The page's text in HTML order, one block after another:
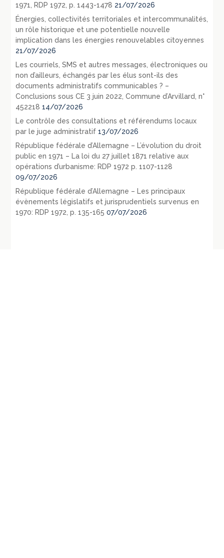
1971, RDP 1972, p. 1443-1478 21/07/2026
Énergies, collectivités territoriales et intercommunalités,
un rôle historique et une potentielle nouvelle
implication dans les énergies renouvelables citoyennes
21/07/2026
Les courriels, SMS et autres messages, électroniques ou
non d’ailleurs, échangés par les élus sont-ils des
documents administratifs communicables ? –
Conclusions sous CE 3 juin 2022, Commune d’Arvillard, n°
452218 14/07/2026
Le contrôle des consultations et référendums locaux
par le juge administratif 13/07/2026
République fédérale d’Allemagne – L’évolution du droit
public en 1971 – La loi du 27 juillet 1871 relative aux
opérations d’urbanisme: RDP 1972 p. 1107-1128
09/07/2026
République fédérale d’Allemagne – Les principaux
évènements législatifs et jurisprudentiels survenus en
1970: RDP 1972, p. 135-165 07/07/2026